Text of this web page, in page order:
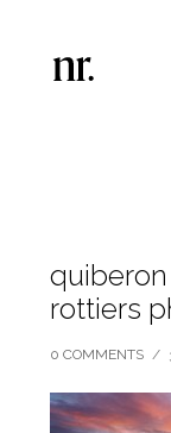
rottiers
0 COMMENTS /